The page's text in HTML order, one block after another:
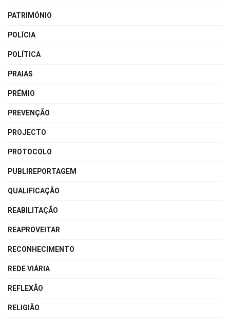
PATRIMÓNIO
POLÍCIA
POLÍTICA
PRAIAS
PRÉMIO
PREVENÇÃO
PROJECTO
PROTOCOLO
PUBLIREPORTAGEM
QUALIFICAÇÃO
REABILITAÇÃO
REAPROVEITAR
RECONHECIMENTO
REDE VIÁRIA
REFLEXÃO
RELIGIÃO